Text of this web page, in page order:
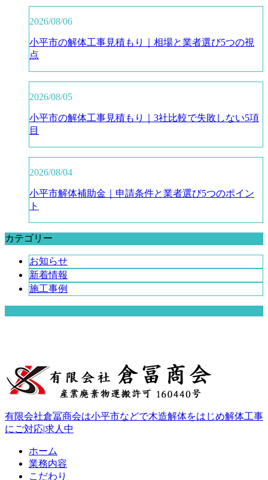
2026/08/06
小平市の解体工事見積もり｜相場と業者選び5つの視
点
2026/08/05
小平市の解体工事見積もり｜3社比較で失敗しない5項
目
2026/08/04
小平市解体補助金｜申請条件と業者選び5つのポイン
ト
カテゴリー
お知らせ
新着情報
施工事例
有限会社倉冨商会は小平市などで木造解体をはじめ解体工事
にご対応|求人中
ホーム
業務内容
こだわり